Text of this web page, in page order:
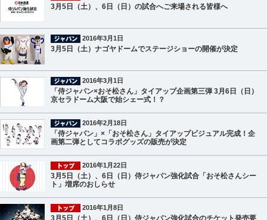
3月5日（土）、6日（日）の試合へご来場される皆様へ
2016年3月1日
3月5日（土）ナゴヤドームでステージショーの開催が決定
2016年3月1日
「侍ジャパン×おそ松さん」タイアップ企画第三弾 3月6日（日）
京セラドーム大阪で始シェー式！？
2016年2月18日
「侍ジャパン」×「おそ松さん」タイアップビジュアル完成！企
画第二弾としてコラボグッズの販売が決定
2016年1月22日
3月5日（土）、6日（日）侍ジャパン強化試合「おそ松さんシー
ト」増席のおしらせ
2016年1月8日
3月5日（土）、6日（日）侍ジャパン強化試合のチケット発売要